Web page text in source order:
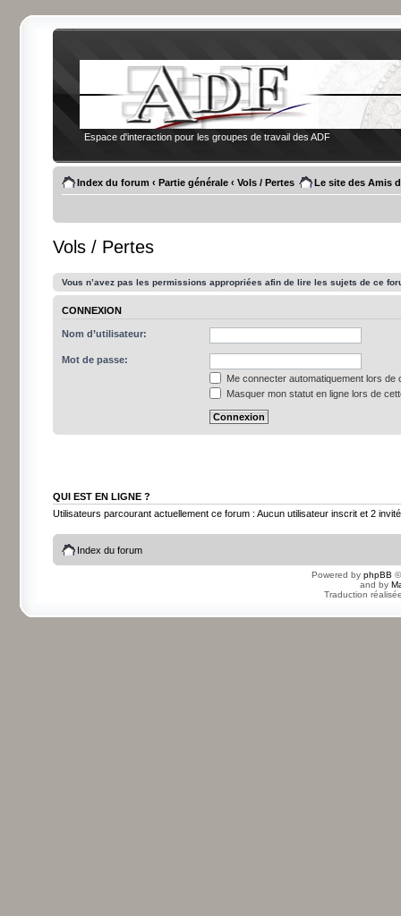
Espace d'interaction pour les groupes de travail des ADF
Index du forum ‹ Partie générale ‹ Vols / Pertes Le site des Amis
Vols / Pertes
Vous n’avez pas les permissions appropriées afin de lire les sujets de ce
CONNEXION
Nom d’utilisateur:
Mot de passe:
Me connecter automatiquement lors de
Masquer mon statut en ligne lors de
QUI EST EN LIGNE ?
Utilisateurs parcourant actuellement ce forum : Aucun utilisateur inscrit et 2
Index du forum
Powered by phpBB
and by
Traduction